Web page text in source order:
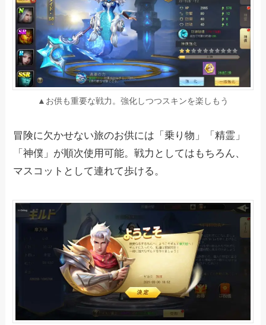
▲お供も重要な戦力。強化しつつスキンを楽しもう
冒険に欠かせない旅のお供には「乗り物」「精霊」
「神僕」が順次使用可能。戦力としてはもちろん、
マスコットとして連れて歩ける。